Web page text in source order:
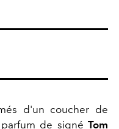
d'un coucher de
de signé Tom